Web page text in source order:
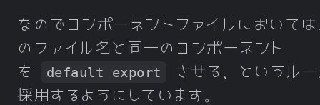
なのでコンポーネントファイルにおいて
のファイル名と同一のコンポーネント
を
default export
させる、というル
採用するようにしています。